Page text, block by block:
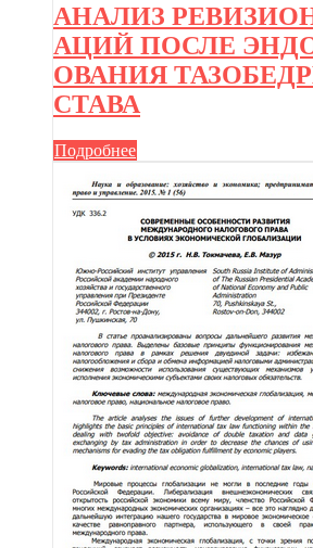
АНАЛИЗ
АЦИЙ ПОСЛЕ
ОВАНИЯ
СТАВА
Подробнее